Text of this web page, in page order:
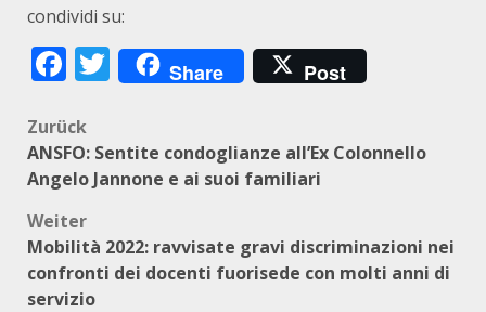
condividi su:
Facebook
Twitter
Share Post
Beitragsnavigation
Zurück
ANSFO: Sentite condoglianze all’Ex Colonnello
Angelo Jannone e ai suoi familiari
Weiter
Mobilità 2022: ravvisate gravi discriminazioni nei
confronti dei docenti fuorisede con molti anni di
servizio